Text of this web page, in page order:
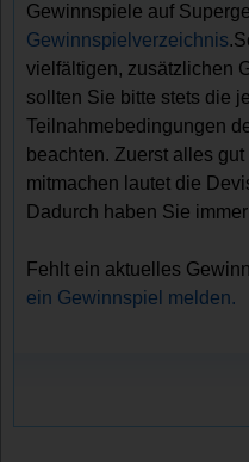
Gewinnspiele auf
Gewinnspielverzeichnis
vielfältigen, zusätzlichen
sollten Sie bitte stets die
Teilnahmebedingungen
beachten. Zuerst alles
mitmachen lautet die
Dadurch haben Sie
Fehlt ein aktuelles
ein Gewinnspiel melden.